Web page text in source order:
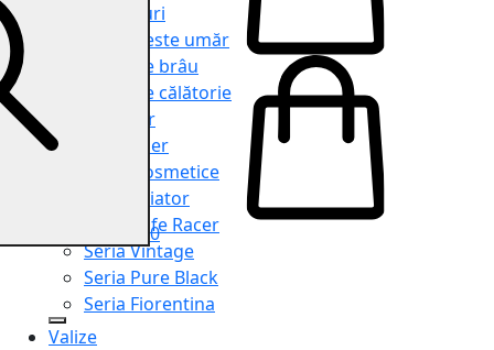
Rucsacuri
Genți peste umăr
Genți de brâu
Genți de călătorie
Shopper
Organiser
Truse cosmetice
Seria Aviator
Seria Cafe Racer
Seria Vintage
Seria Pure Black
Seria Fiorentina
Valize
0